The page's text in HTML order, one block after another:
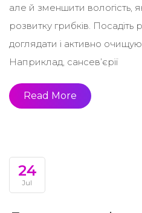
але й зменшити вологість,
розвитку грибків. Посадіть
доглядати і активно
Наприклад, сансев’єрії
Read More
24
Jul